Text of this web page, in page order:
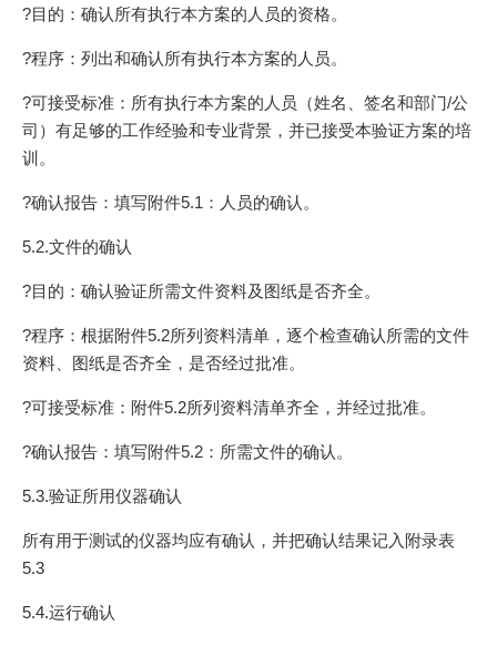
?目的：确认所有执行本方案的人员的资格。
?程序：列出和确认所有执行本方案的人员。
?可接受标准：所有执行本方案的人员（姓名、签名和部门/公
司）有足够的工作经验和专业背景，并已接受本验证方案的培
训。
?确认报告：填写附件5.1：人员的确认。
5.2.文件的确认
?目的：确认验证所需文件资料及图纸是否齐全。
?程序：根据附件5.2所列资料清单，逐个检查确认所需的文件
资料、图纸是否齐全，是否经过批准。
?可接受标准：附件5.2所列资料清单齐全，并经过批准。
?确认报告：填写附件5.2：所需文件的确认。
5.3.验证所用仪器确认
所有用于测试的仪器均应有确认，并把确认结果记入附录表
5.3
5.4.运行确认